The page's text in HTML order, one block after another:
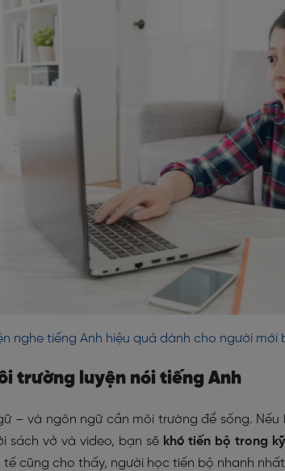
nghe tiếng Anh hiệu quả dành cho người mới
trường luyện nói tiếng Anh
– và ngôn ngữ cần môi trường để sống.
sách vở và video, bạn sẽ khó tiến bộ trong
tế cũng cho thấy, người học tiến bộ nhanh